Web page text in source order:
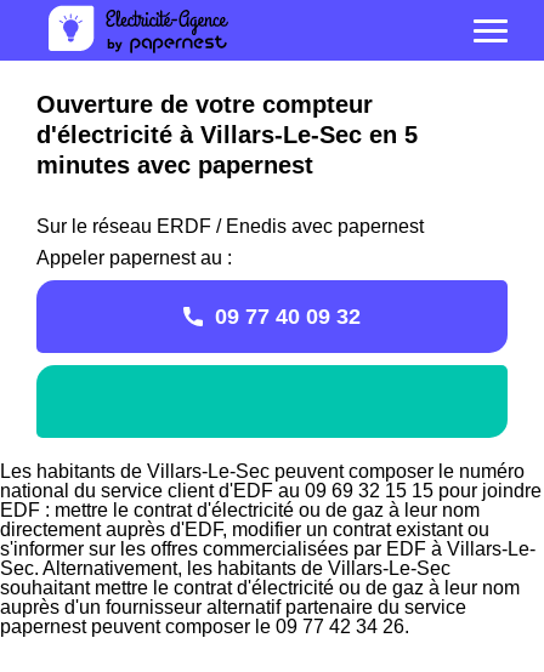
Ouverture de votre compteur
d'électricité à Villars-Le-Sec en 5
minutes avec papernest
Sur le réseau ERDF / Enedis avec papernest
Appeler papernest au :
09 77 40 09 32
Les habitants de Villars-Le-Sec peuvent composer le numéro
national du service client d'EDF au 09 69 32 15 15 pour joindre
EDF : mettre le contrat d'électricité ou de gaz à leur nom
directement auprès d'EDF, modifier un contrat existant ou
s'informer sur les offres commercialisées par EDF à Villars-Le-
Sec. Alternativement, les habitants de Villars-Le-Sec
souhaitant mettre le contrat d'électricité ou de gaz à leur nom
auprès d'un fournisseur alternatif partenaire du service
papernest peuvent composer le 09 77 42 34 26.